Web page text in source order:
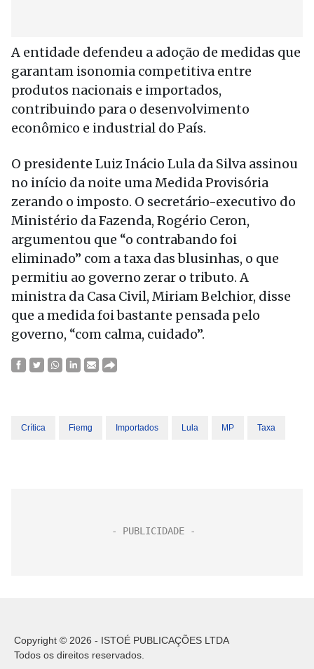
A entidade defendeu a adoção de medidas que
garantam isonomia competitiva entre
produtos nacionais e importados,
contribuindo para o desenvolvimento
econômico e industrial do País.
O presidente Luiz Inácio Lula da Silva assinou
no início da noite uma Medida Provisória
zerando o imposto. O secretário-executivo do
Ministério da Fazenda, Rogério Ceron,
argumentou que “o contrabando foi
eliminado” com a taxa das blusinhas, o que
permitiu ao governo zerar o tributo. A
ministra da Casa Civil, Miriam Belchior, disse
que a medida foi bastante pensada pelo
governo, “com calma, cuidado”.
Crítica Fiemg Importados Lula MP Taxa
Copyright © 2026 - ISTOÉ PUBLICAÇÕES LTDA
Todos os direitos reservados.